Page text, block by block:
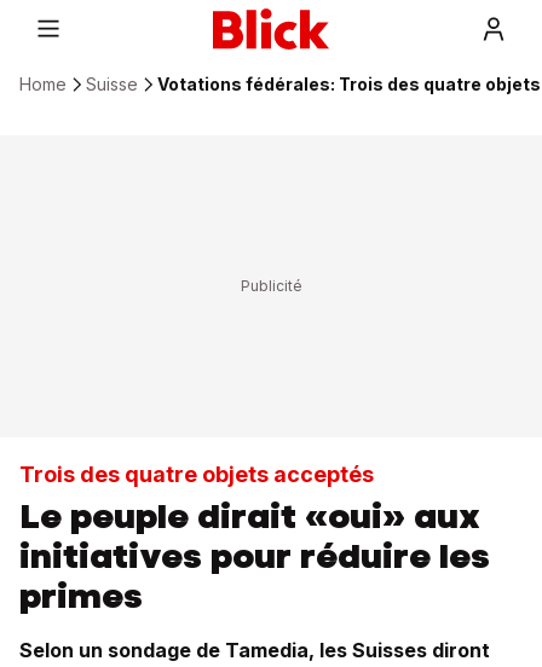
Home Suisse Votations fédérales: Trois des quatre
Trois des quatre objets acceptés
Le peuple dirait «oui» aux
initiatives pour réduire les
primes
Selon un sondage de Tamedia, les Suisses diront